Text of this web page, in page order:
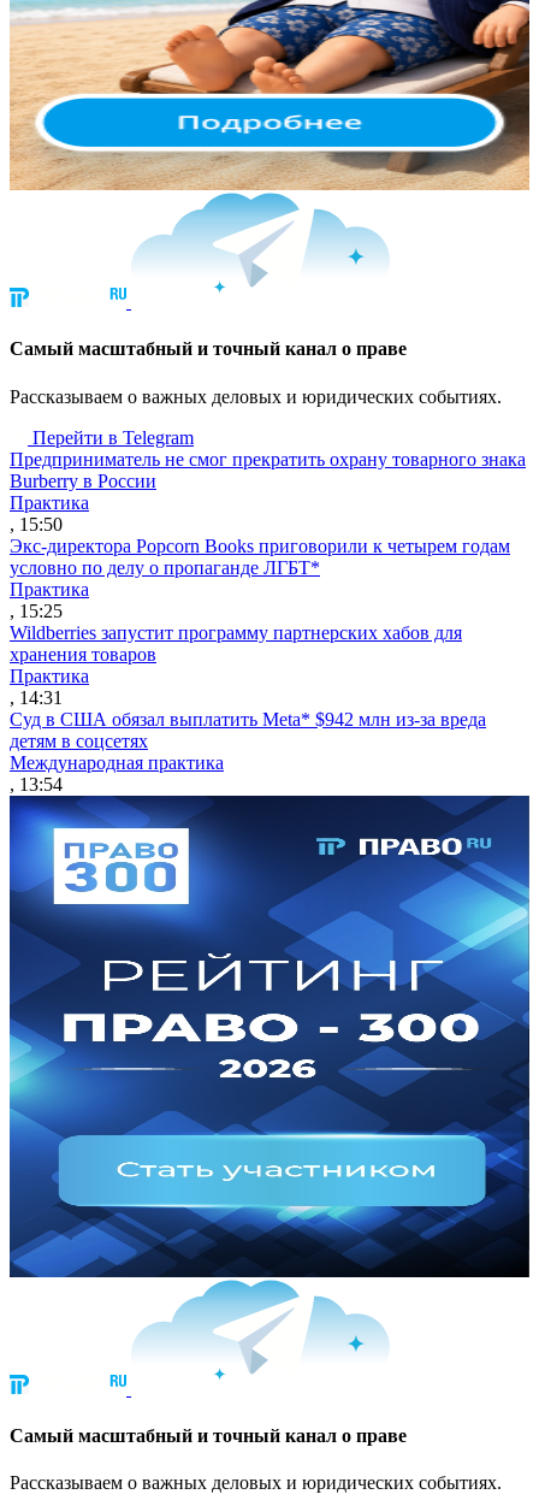
Cамый масштабный и точный канал о праве
Рассказываем о важных деловых и юридических событиях.
Перейти в Telegram
Предприниматель не смог прекратить охрану товарного знака
Burberry в России
Практика
, 15:50
Экс-директора Popcorn Books приговорили к четырем годам
условно по делу о пропаганде ЛГБТ*
Практика
, 15:25
Wildberries запустит программу партнерских хабов для
хранения товаров
Практика
, 14:31
Суд в США обязал выплатить Meta* $942 млн из-за вреда
детям в соцсетях
Международная практика
, 13:54
Cамый масштабный и точный канал о праве
Рассказываем о важных деловых и юридических событиях.